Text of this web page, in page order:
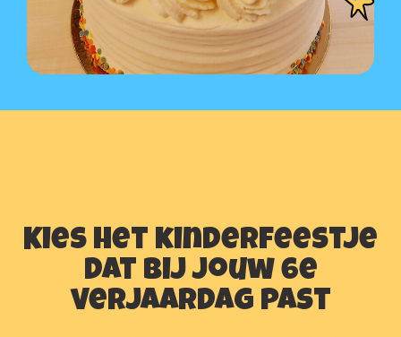
Kies het kinderfeestje
dat bij jouw 6e
verjaardag past